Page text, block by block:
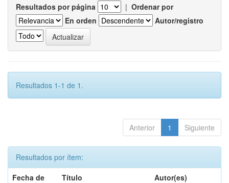
Resultados por página | Ordenar por
En orden
Autor/registro
Resultados 1-1 de 1.
Anterior 1 Siguiente
Resultados por ítem:
Fecha de
Título Autor(es)